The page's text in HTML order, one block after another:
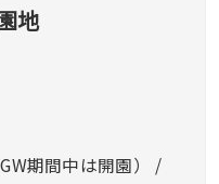
地
期間中は開園） /